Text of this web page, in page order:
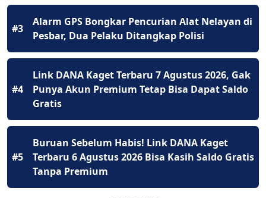
#3
Alarm GPS Bongkar Pencurian Alat Nelayan di
Pesbar, Dua Pelaku Ditangkap Polisi
#4
Link DANA Kaget Terbaru 7 Agustus 2026, Gak
Punya Akun Premium Tetap Bisa Dapat Saldo
Gratis
#5
Buruan Sebelum Habis! Link DANA Kaget
Terbaru 6 Agustus 2026 Bisa Kasih Saldo Gratis
Tanpa Premium